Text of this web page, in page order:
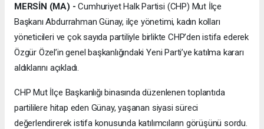
MERSİN (MA) - Cumhuriyet Halk Partisi (CHP) Mut İlçe
Başkanı Abdurrahman Günay, ilçe yönetimi, kadın kolları
yöneticileri ve çok sayıda partiliyle birlikte CHP’den istifa ederek
Özgür Özel’in genel başkanlığındaki Yeni Parti’ye katılma kararı
aldıklarını açıkladı.
CHP Mut İlçe Başkanlığı binasında düzenlenen toplantıda
partililere hitap eden Günay, yaşanan siyasi süreci
değerlendirerek istifa konusunda katılımcıların görüşünü sordu.